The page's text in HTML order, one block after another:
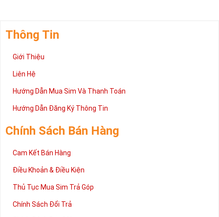
Thông Tin
Giới Thiệu
Liên Hệ
Hướng Dẫn Mua Sim Và Thanh Toán
Hướng Dẫn Đăng Ký Thông Tin
Chính Sách Bán Hàng
Cam Kết Bán Hàng
Điều Khoản & Điều Kiện
Thủ Tục Mua Sim Trả Góp
Chính Sách Đổi Trả